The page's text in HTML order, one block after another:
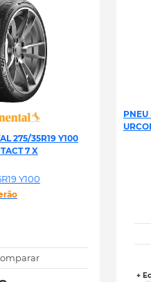
275/35R19 Y100
7 X
Y100
PNEU
+